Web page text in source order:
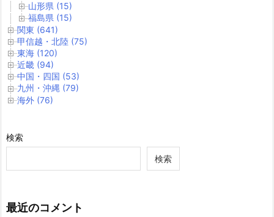
山形県 (15)
福島県 (15)
関東 (641)
甲信越・北陸 (75)
東海 (120)
近畿 (94)
中国・四国 (53)
九州・沖縄 (79)
海外 (76)
検索
検索
最近のコメント